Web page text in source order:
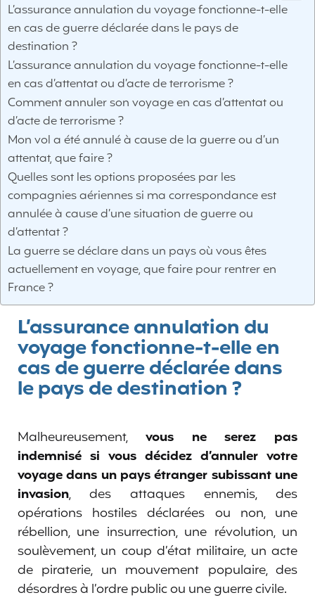
L’assurance annulation du voyage fonctionne-t-elle
en cas de guerre déclarée dans le pays de
destination ?
L’assurance annulation du voyage fonctionne-t-elle
en cas d’attentat ou d’acte de terrorisme ?
Comment annuler son voyage en cas d’attentat ou
d’acte de terrorisme ?
Mon vol a été annulé à cause de la guerre ou d’un
attentat, que faire ?
Quelles sont les options proposées par les
compagnies aériennes si ma correspondance est
annulée à cause d’une situation de guerre ou
d’attentat ?
La guerre se déclare dans un pays où vous êtes
actuellement en voyage, que faire pour rentrer en
France ?
L’assurance annulation du
voyage fonctionne-t-elle en
cas de guerre déclarée dans
le pays de destination ?
Malheureusement, vous ne serez pas
indemnisé si vous décidez d’annuler votre
voyage dans un pays étranger subissant une
invasion, des attaques ennemis, des
opérations hostiles déclarées ou non, une
rébellion, une insurrection, une révolution, un
soulèvement, un coup d’état militaire, un acte
de piraterie, un mouvement populaire, des
désordres à l’ordre public ou une guerre civile.